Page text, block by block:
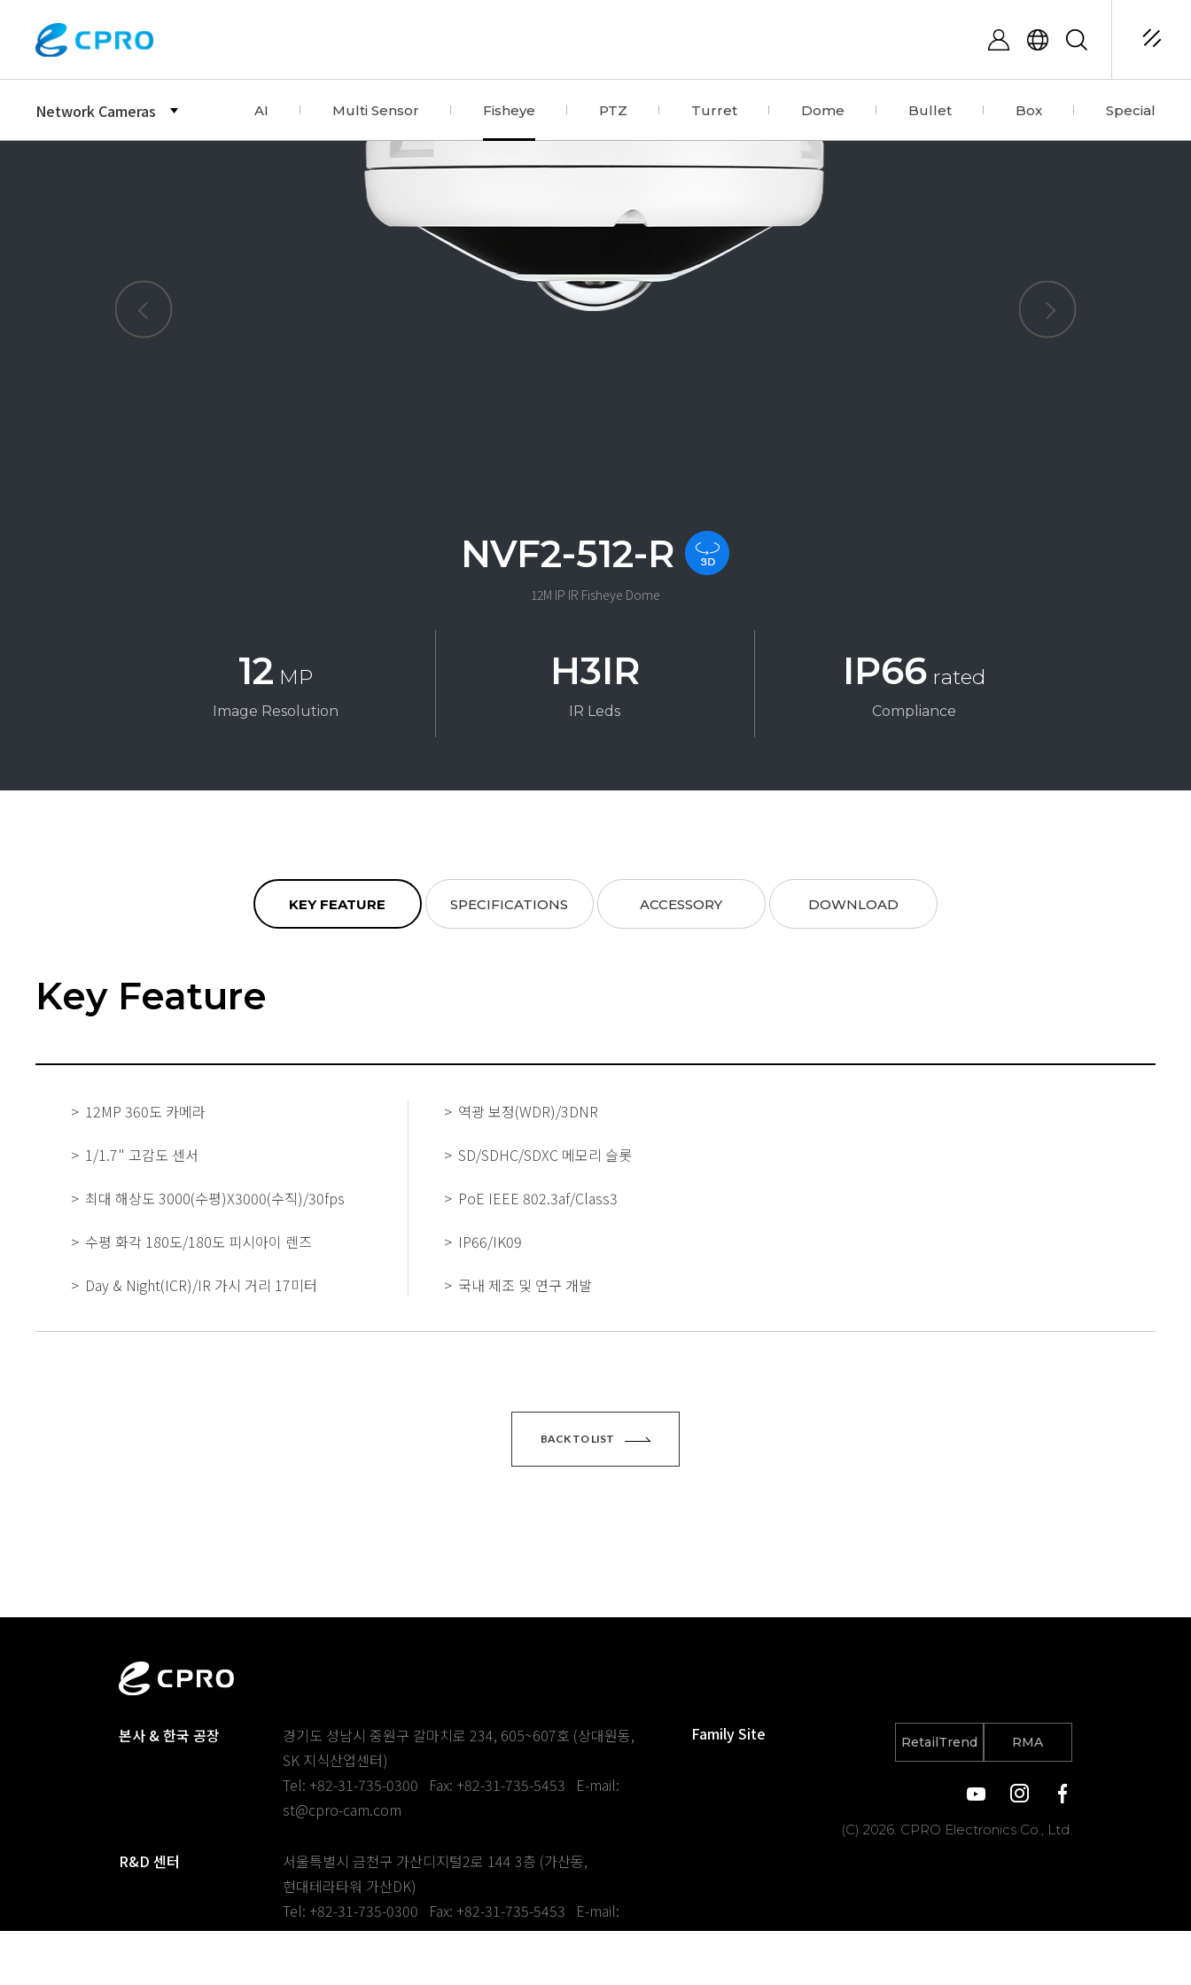
Network Cameras AI Multi Sensor Fisheye PTZ Turret Dome Bullet Box Special
NVF2-512-R
12M IP IR Fisheye Dome
12 MP
Image Resolution
H3IR
IR Leds
IP66 rated
Compliance
KEY FEATURE SPECIFICATIONS ACCESSORY DOWNLOAD
Key Feature
12MP 360도 카메라
1/1.7" 고감도 센서
최대 해상도 3000(수평)X3000(수직)/30fps
수평 화각 180도/180도 피시아이 렌즈
Day & Night(ICR)/IR 가시 거리 17미터
역광 보정(WDR)/3DNR
SD/SDHC/SDXC 메모리 슬롯
PoE IEEE 802.3af/Class3
IP66/IK09
국내 제조 및 연구 개발
BACK TO LIST
본사 & 한국 공장
경기도 성남시 중원구 갈마치로 234, 605~607호 (상대원동,
SK 지식산업센터)
Tel: +82-31-735-0300
Fax: +82-31-735-5453
E-mail:
st@cpro-cam.com
R&D 센터
서울특별시 금천구 가산디지털2로 144 3층 (가산동,
현대테라타워 가산DK)
Tel: +82-31-735-0300
Fax: +82-31-735-5453
E-mail:
st@cpro-cam.com
Family Site RetailTrend RMA
(C) 2026. CPRO Electronics Co., Ltd.